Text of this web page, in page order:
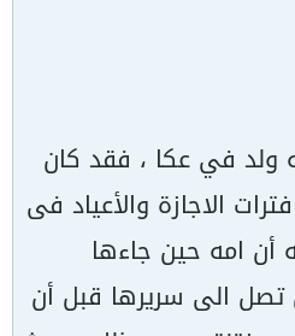
ولد في عكا ، فقد كان
الاجازة والأعياد فى
أن امه حين جاءها
الى سريرها قبل أن